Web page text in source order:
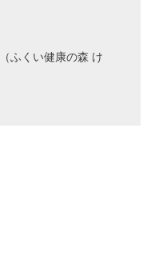
（ふくい健康の森 け